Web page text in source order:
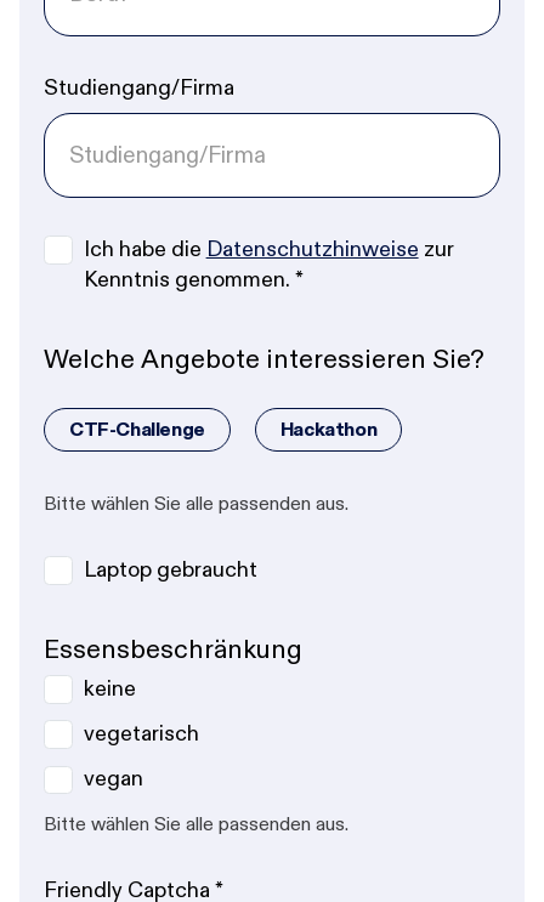
Studiengang/Firma
Ich habe die Datenschutzhinweise zur
Kenntnis genommen. *
Welche Angebote interessieren Sie?
CTF-Challenge Hackathon
Bitte wählen Sie alle passenden aus.
Laptop gebraucht
Essensbeschränkung
keine
vegetarisch
vegan
Bitte wählen Sie alle passenden aus.
Friendly Captcha *